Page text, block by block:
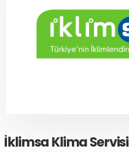
İklimsa Klima Servisi